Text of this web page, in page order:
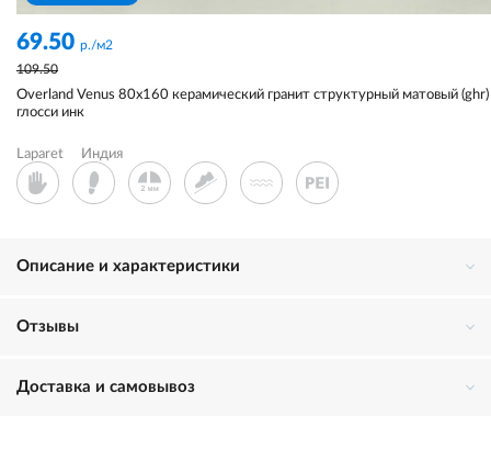
69.50 р./м2
109.50
Overland Venus 80x160 керамический гранит структурный матовый (ghr)
глосси инк
Laparet Индия
Описание и характеристики
Отзывы
Доставка и самовывоз